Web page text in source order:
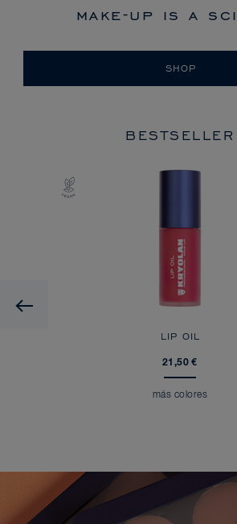
make-up is a
SHOP
BESTSELLER
Previous
LIP OIL
21,50 €
más colores